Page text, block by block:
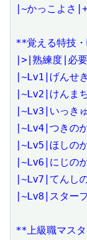
|~かっこよさ
**覚える特技
|>|熟練度|必
|~Lv1|げん
|~Lv2|けんま
|~Lv3|いっき
|~Lv4|つきの
|~Lv5|ほしの
|~Lv6|にじの
|~Lv7|てんし
|~Lv8|スター
**上級職マス